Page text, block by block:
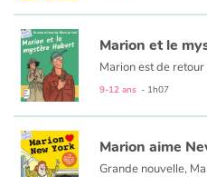
Marion et le
9-12 ans - 1h07
Marion aime